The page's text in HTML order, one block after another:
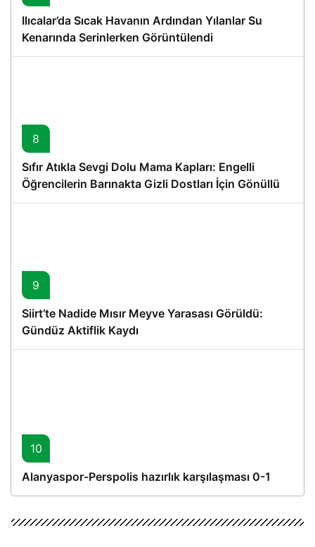
Ilıcalar’da Sıcak Havanın Ardından Yılanlar Su
Kenarında Serinlerken Görüntülendi
8
Sıfır Atıkla Sevgi Dolu Mama Kapları: Engelli
Öğrencilerin Barınakta Gizli Dostları İçin Gönüllü
Proje
9
Siirt’te Nadide Mısır Meyve Yarasası Görüldü:
Gündüz Aktiflik Kaydı
10
Alanyaspor-Perspolis hazırlık karşılaşması 0-1